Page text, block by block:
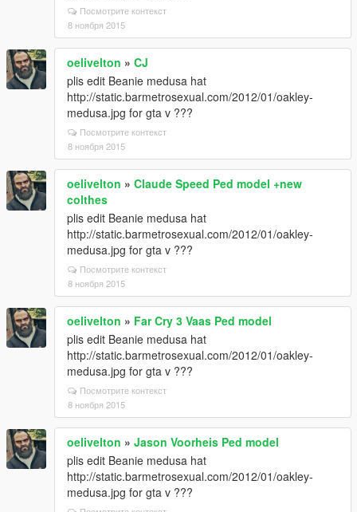
Посмотрите контекст
8 ноября 2015
oelivelton » CJ
plis edit Beanie medusa hat
http://static.barmetrosexual.com/2012/01/oakley-
medusa.jpg for gta v ???
Посмотрите контекст
8 ноября 2015
oelivelton » Claude Speed Ped model +new
colthes
plis edit Beanie medusa hat
http://static.barmetrosexual.com/2012/01/oakley-
medusa.jpg for gta v ???
Посмотрите контекст
8 ноября 2015
oelivelton » Far Cry 3 Vaas Ped model
plis edit Beanie medusa hat
http://static.barmetrosexual.com/2012/01/oakley-
medusa.jpg for gta v ???
Посмотрите контекст
8 ноября 2015
oelivelton » Jason Voorheis Ped model
plis edit Beanie medusa hat
http://static.barmetrosexual.com/2012/01/oakley-
medusa.jpg for gta v ???